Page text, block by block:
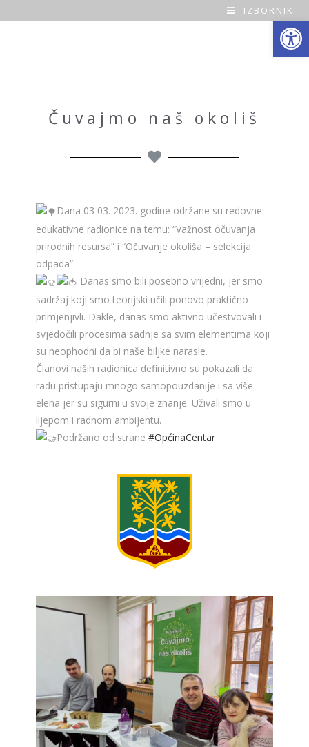
Open toolbar
O
IZBORNIK
Čuvajmo naš okoliš
Dana 03 03. 2023. godine održane su redovne
edukativne radionice na temu: “Važnost očuvanja
prirodnih resursa” i “Očuvanje okoliša – selekcija
odpada”.
Danas smo bili posebno vrijedni, jer smo
sadržaj koji smo teorijski učili ponovo praktično
primjenjivli. Dakle, danas smo aktivno učestvovali i
svjedočili procesima sadnje sa svim elementima koji
su neophodni da bi naše biljke narasle.
Članovi naših radionica definitivno su pokazali da
radu pristupaju mnogo samopouzdanije i sa više
elena jer su sigurni u svoje znanje. Uživali smo u
lijepom i radnom ambijentu.
Podržano od strane#OpćinaCentar